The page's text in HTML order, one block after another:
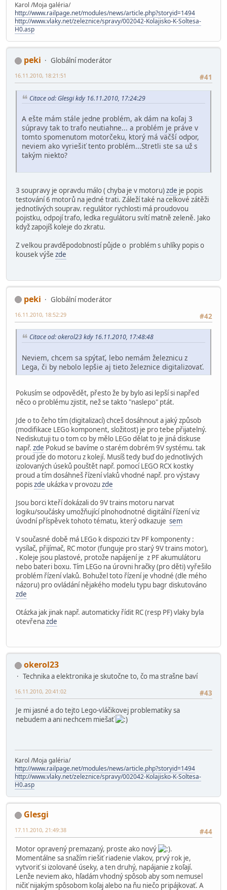
Karol /Moja galéria/
http://www.railpage.net/modules/news/article.php?storyid=1494
http://www.vlaky.net/zeleznice/spravy/002042-Kolajisko-K-Soltesa-
H0.asp
peki
Globální moderátor
#41
16.11.2010, 18:21:51
Citace od: Glesgi kdy 16.11.2010, 17:24:29
A ešte mám stále jedne problém, ak dám na koľaj 3
súpravy tak to trafo neutiahne... a problém je práve v
tomto spomenutom motorčeku, ktorý má väčší odpor,
neviem ako vyriešiť tento problém...Stretli ste sa už s
takým niekto?
3 soupravy je opravdu málo ( chyba je v motoru)zde je popis
testování 6 motorů na jedné trati. Záleží také na celkové zátěži
jednotlivých souprav. regulátor rychlosti má proudovou
pojistku, odpojí trafo, ledka regulátoru svítí matně zeleně. Jako
když zapojíš koleje do zkratu.
Z velkou pravděpodobností půjde o problém s uhlíky popis o
kousek výše zde
peki
Globální moderátor
#42
16.11.2010, 18:52:29
Citace od: okerol23 kdy 16.11.2010, 17:48:48
Neviem, chcem sa spýtať, lebo nemám železnicu z
Lega, či by nebolo lepšie aj tieto železnice digitalizovať.
Pokusím se odpovědět, přesto že by bylo asi lepší si napřed
něco o problému zjistit, než se takto "naslepo" ptát.
Jde o to čeho tím (digitalizací) chceš dosáhnout a jaký způsob
(modifikace LEGo komponent, složitost) je pro tebe přijatelný.
Nediskutuji tu o tom co by mělo LEGo dělat to je jiná diskuse
např. zde Pokud se bavíme o starém dobrém 9V systému. tak
proud jde do motoru z kolejí. Musíš tedy buď do jednotlivých
izolovaných úseků pouštět např. pomocí LEGO RCX kostky
proud a tím dosáhneš řízení vlaků vhodné např. pro výstavy
popiszde ukázka v provozu zde
Jsou borci kteří dokázali do 9V trains motoru narvat
logiku/součásky umožňující plnohodnotné digitální řízení viz
úvodní příspěvek tohoto tématu, který odkazuje sem
V současné době má LEGo k dispozici tzv PF komponenty :
vysílač, přijímač, RC motor (funguje pro starý 9V trains motor),
. Koleje jsou plastové, protože napájení je z PF akumulátoru
nebo bateri boxu. Tím LEGo na úrovni hračky (pro děti) vyřešilo
problém řízení vlaků. Bohužel toto řízení je vhodné (dle mého
názoru) pro ovládání nějakého modelu typu bagr diskutováno
zde
Otázka jak jinak např. automaticky řídit RC (resp PF) vlaky byla
otevřenazde
okerol23
Technika a elektronika je skutočne to, čo ma strašne baví
#43
16.11.2010, 20:41:02
Je mi jasné a do tejto Lego-vláčikovej problematiky sa
nebudem a ani nechcem miešať
Karol /Moja galéria/
http://www.railpage.net/modules/news/article.php?storyid=1494
http://www.vlaky.net/zeleznice/spravy/002042-Kolajisko-K-Soltesa-
H0.asp
Glesgi
#44
17.11.2010, 21:49:38
Motor opravený premazaný, proste ako nový
.
Momentálne sa snažím riešiť riadenie vlakov, prvý rok je,
vytvoriť si izolované úseky, a ten druhý, napájanie z koľají.
Lenže neviem ako, hľadám vhodný spôsob aby som nemusel
ničiť nijakým spôsobom koľaj alebo na ňu niečo pripájkovať. A